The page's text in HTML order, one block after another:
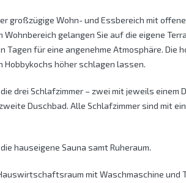
großzügige Wohn- und Essbereich mit
Wohnbereich gelangen Sie auf die eigene
Tagen für eine angenehme Atmosphäre.
Hobbykochs höher schlagen lassen.
drei Schlafzimmer – zwei mit jeweils einem
Duschbad. Alle Schlafzimmer sind mit
hauseigene Sauna samt Ruheraum.
mit Waschmaschine und